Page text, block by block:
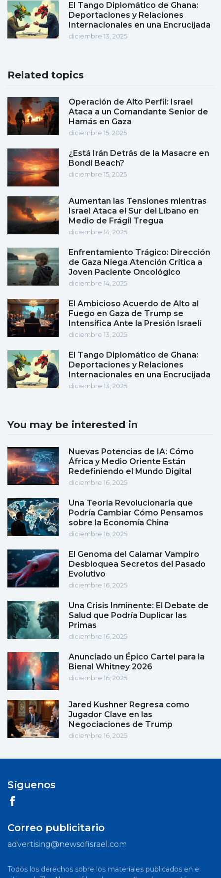
El Tango Diplomático de Ghana:
Deportaciones y Relaciones
Internacionales en una Encrucijada
diciembre 13, 2025
Related topics
Operación de Alto Perfil: Israel
Ataca a un Comandante Senior de
Hamás en Gaza
diciembre 15, 2025
¿Está Irán Detrás de la Masacre en
Bondi Beach?
diciembre 15, 2025
Aumentan las Tensiones mientras
Israel Ataca el Sur del Líbano en
Medio de Frágil Tregua
diciembre 14, 2025
Enfrentamiento Trágico: Dirección
de Gaza Niega Atención Crítica a
Joven Paciente Oncológico
diciembre 14, 2025
El Ambicioso Acuerdo de Alto al
Fuego en Gaza de Trump se
Intensifica Ante la Presión Israelí
diciembre 13, 2025
El Tango Diplomático de Ghana:
Deportaciones y Relaciones
Internacionales en una Encrucijada
diciembre 13, 2025
You may be interested in
Nuevas Potencias de IA: Cómo
África y Medio Oriente Están
Redefiniendo el Mundo Digital
diciembre 16, 2025
Una Teoría Revolucionaria que
Podría Cambiar Cómo Pensamos
sobre la Economía China
diciembre 16, 2025
El Genoma del Calamar Vampiro
Desbloquea Secretos del Pasado
Evolutivo
diciembre 16, 2025
Una Crisis Inminente: El Debate de
Salud que Podría Duplicar las
Primas
diciembre 16, 2025
Anunciado un Épico Cartel para la
Bienal Whitney 2026
diciembre 16, 2025
Jared Kushner Regresa como
Jugador Clave en las
Negociaciones de Trump
diciembre 16, 2025
Síguenos
Correo publicitario
advertising@newsofisrael.com
Todos los derechos sobre los materiales publicados en el